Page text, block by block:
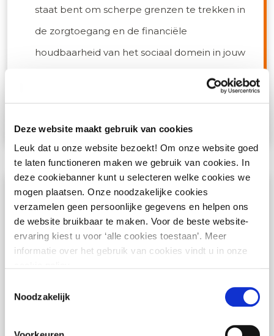
Deze website maakt gebruik van cookies
Leuk dat u onze website bezoekt! Om onze website goed
te laten functioneren maken we gebruik van cookies. In
deze cookiebanner kunt u selecteren welke cookies we
mogen plaatsen. Onze noodzakelijke cookies
verzamelen geen persoonlijke gegevens en helpen ons
de website bruikbaar te maken. Voor de beste website-
ervaring kiest u voor ‘alle cookies toestaan’. Meer
informatie over het gebruik van cookies vindt u in onze
Noodzakelijk
staat bent om scherpe grenzen te trekken in
de zorgtoegang en de financiële
houdbaarheid van het sociaal domein in jouw
Jeugdwet en Wet Passend Onderwijs:
samenhang en afbakening
27 oktober 2026 utrecht
Passend Onderwijs: Samenhang en